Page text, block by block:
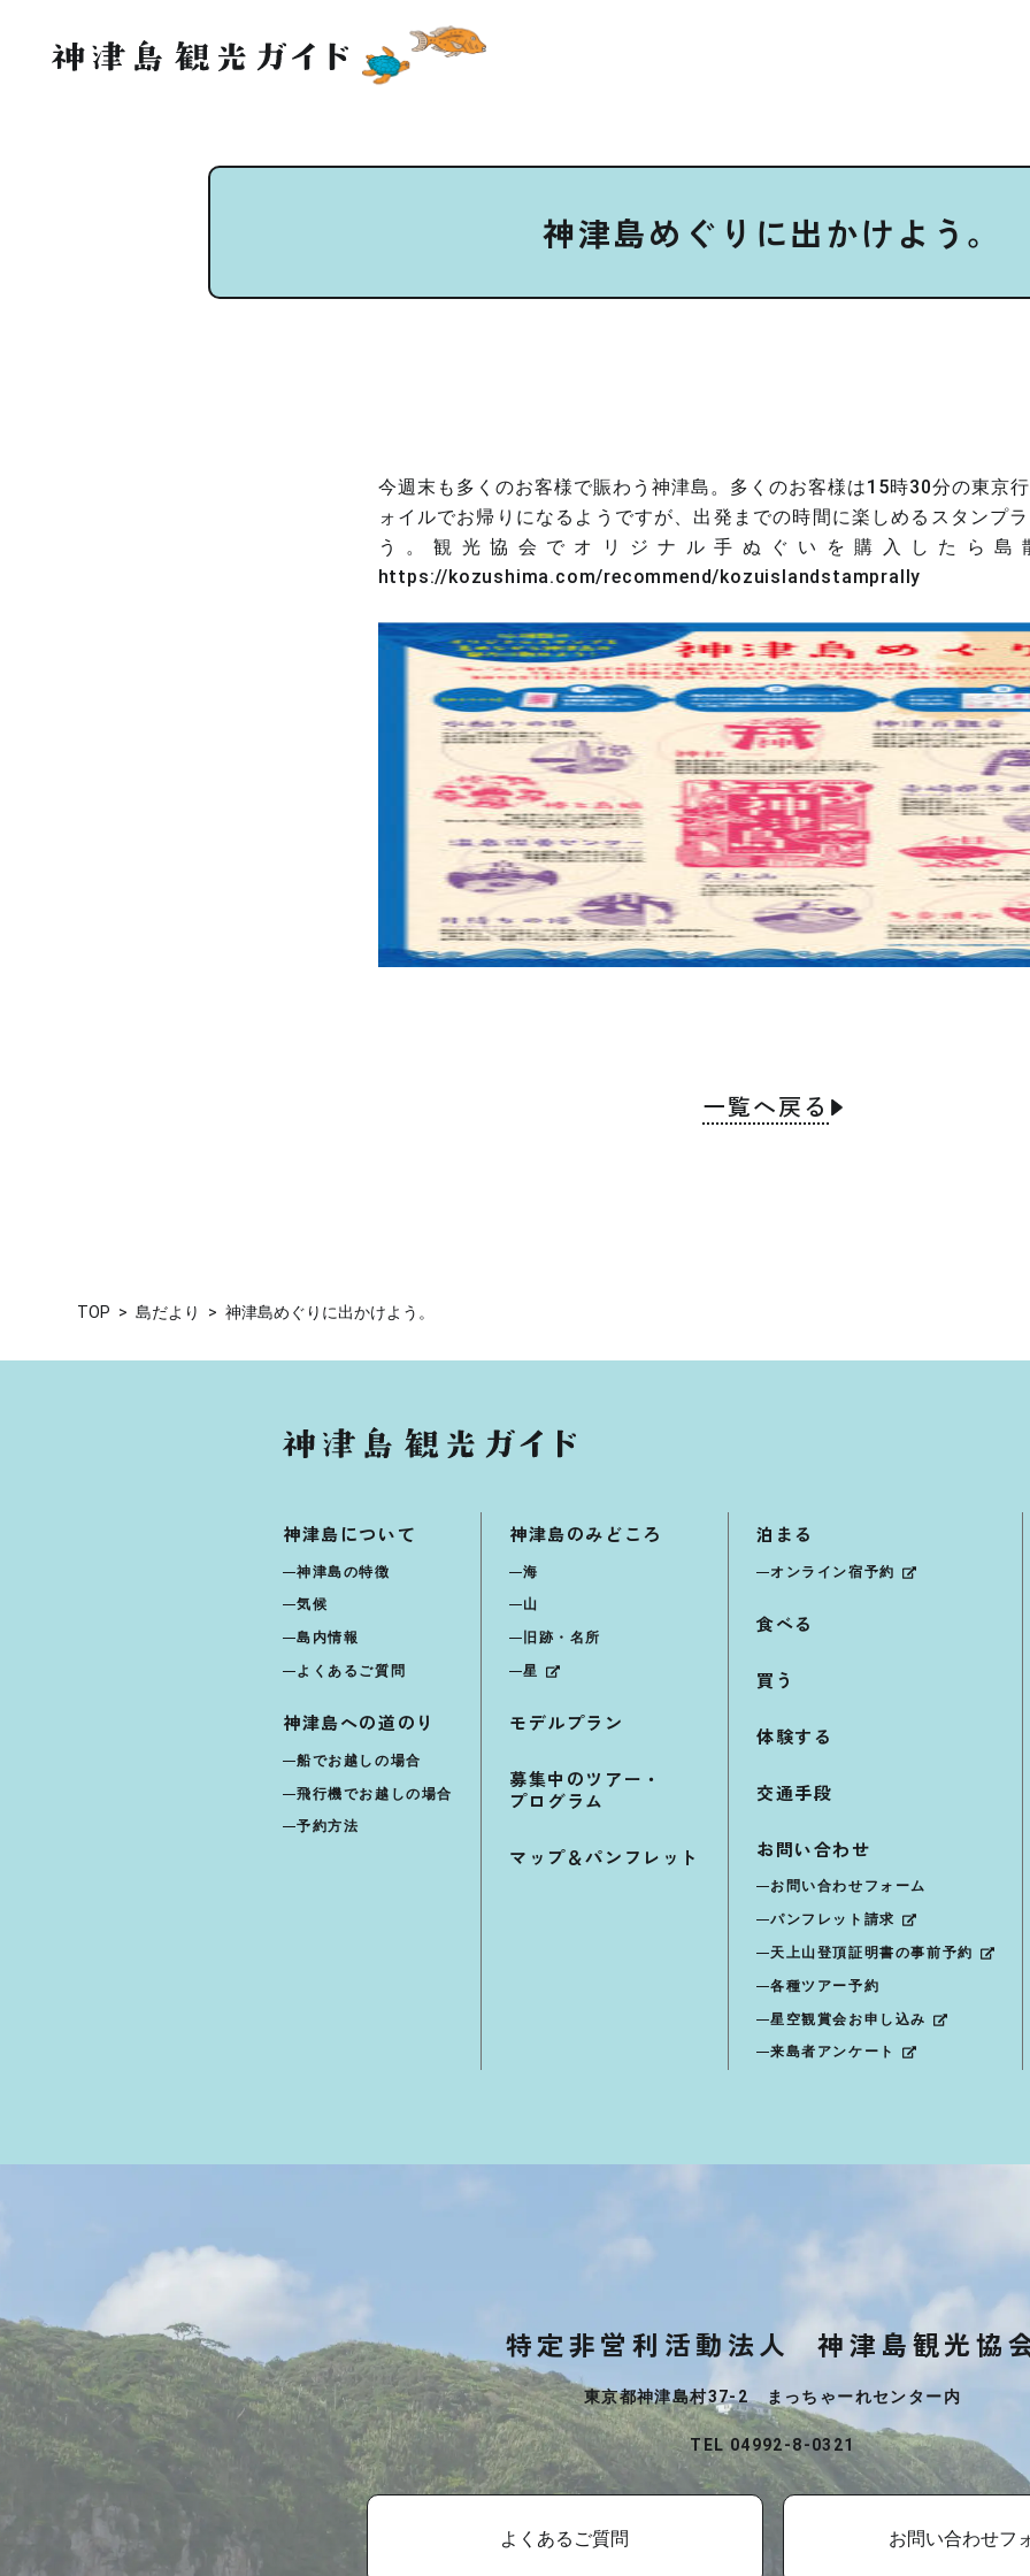
神津島めぐりに出かけよう。
今週末も多くのお客様で賑わう神津島。多くのお客様は15時30分の東京
ォイルでお帰りになるようですが、出発までの時間に楽しめるスタンプ
う。観光協会でオリジナル手ぬぐいを購入したら
https://kozushima.com/recommend/kozuislandstamprally
一覧へ戻る
TOP 島だより 神津島めぐりに出かけよう。
神津島について
神津島の特徴
気候
島内情報
よくあるご質問
神津島への道のり
船でお越しの場合
飛行機でお越しの場合
予約方法
神津島のみどころ
海
山
旧跡・名所
星
モデルプラン
募集中のツアー・
プログラム
マップ＆パンフレット
泊まる
オンライン宿予約
食べる
買う
体験する
交通手段
お問い合わせ
お問い合わせフォーム
パンフレット請求
天上山登頂証明書の事前予約
各種ツアー予約
星空観賞会お申し込み
来島者アンケート
特定非営利活動法人 神津島観光協
東京都神津島村37-2 まっちゃーれセンター内
TEL 04992-8-0321
よくあるご質問 お問い合わせフ